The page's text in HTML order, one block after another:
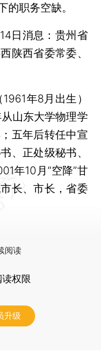
的职务空缺。
日消息：贵州省
陕西省委常委、
年8月出生）
山东大学物理学
五年后转任中宣
、正处级秘书、
年10月“空降”甘
长、市长，省委
阅读
读权限
升级